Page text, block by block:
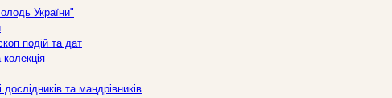
України"
подій та дат
дослідників та мандрівників